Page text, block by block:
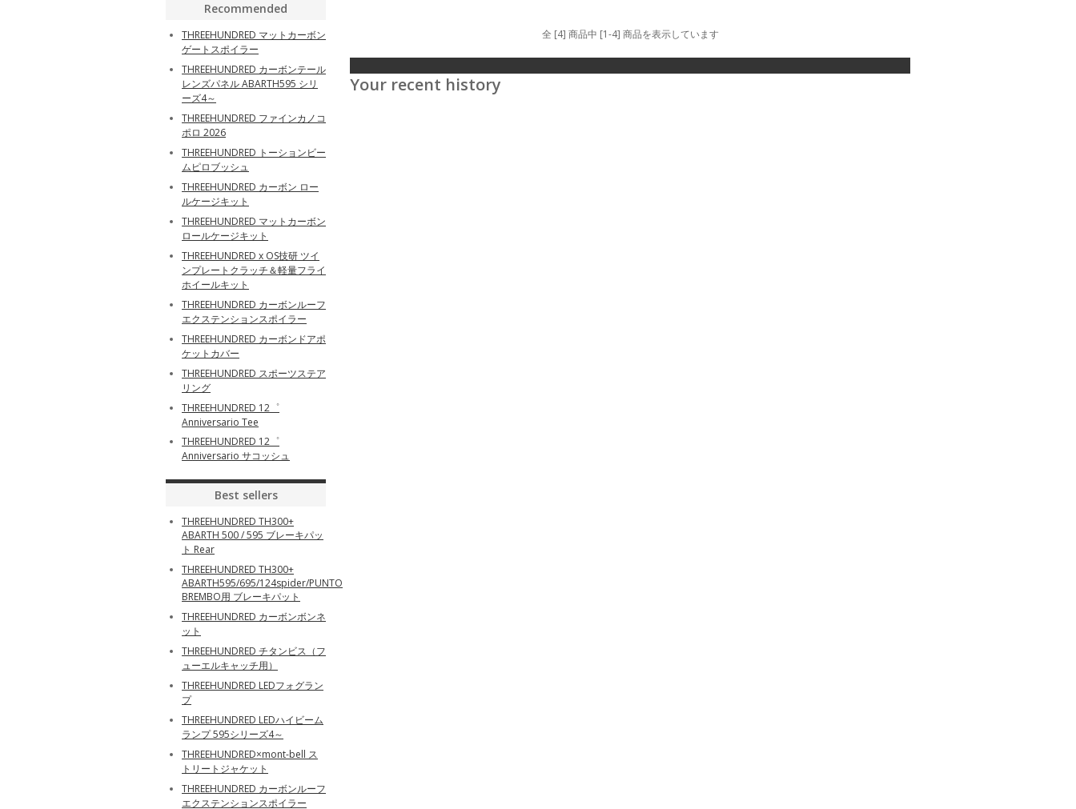
全 [4] 商品中 [1-4] 商品を表示しています
Your recent history
Recommended
THREEHUNDRED マットカーボン
ゲートスポイラー
THREEHUNDRED カーボンテール
レンズパネル ABARTH595 シリ
ーズ4～
THREEHUNDRED ファインカノコ
ポロ 2026
THREEHUNDRED トーションビー
ムピロブッシュ
THREEHUNDRED カーボン ロー
ルケージキット
THREEHUNDRED マットカーボン
ロールケージキット
THREEHUNDRED x OS技研 ツイ
ンプレートクラッチ＆軽量フライ
ホイールキット
THREEHUNDRED カーボンルーフ
エクステンションスポイラー
THREEHUNDRED カーボンドアポ
ケットカバー
THREEHUNDRED スポーツステア
リング
THREEHUNDRED 12゜
Anniversario Tee
THREEHUNDRED 12゜
Anniversario サコッシュ
Best sellers
THREEHUNDRED TH300+
ABARTH 500 / 595 ブレーキパッ
ト Rear
THREEHUNDRED TH300+
ABARTH595/695/124spider/PUNTO
BREMBO用 ブレーキパット
THREEHUNDRED カーボンボンネ
ット
THREEHUNDRED チタンビス（フ
ューエルキャッチ用）
THREEHUNDRED LEDフォグラン
プ
THREEHUNDRED LEDハイビーム
ランプ 595シリーズ4～
THREEHUNDRED×mont-bell ス
トリートジャケット
THREEHUNDRED カーボンルーフ
エクステンションスポイラー